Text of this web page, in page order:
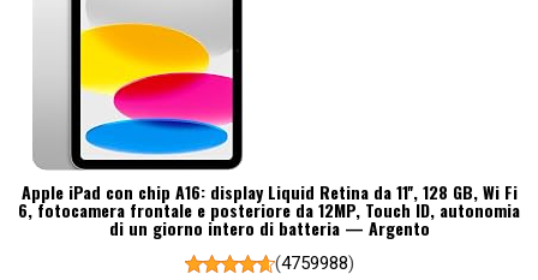
Apple iPad con chip A16: display Liquid Retina da 11'', 128 GB, Wi Fi
6, fotocamera frontale e posteriore da 12MP, Touch ID, autonomia
di un giorno intero di batteria — Argento
(4759988)